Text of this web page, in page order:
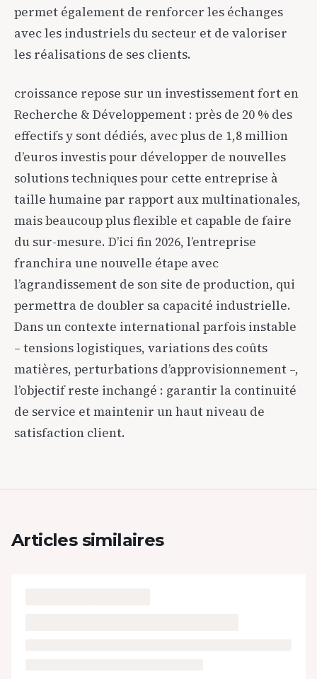
permet également de renforcer les échanges
avec les industriels du secteur et de valoriser
les réalisations de ses clients.
croissance repose sur un investissement fort en
Recherche & Développement : près de 20 % des
effectifs y sont dédiés, avec plus de 1,8 million
d’euros investis pour développer de nouvelles
solutions techniques pour cette entreprise à
taille humaine par rapport aux multinationales,
mais beaucoup plus flexible et capable de faire
du sur-mesure. D’ici fin 2026, l’entreprise
franchira une nouvelle étape avec
l’agrandissement de son site de production, qui
permettra de doubler sa capacité industrielle.
Dans un contexte international parfois instable
– tensions logistiques, variations des coûts
matières, perturbations d’approvisionnement –,
l’objectif reste inchangé : garantir la continuité
de service et maintenir un haut niveau de
satisfaction client.
Articles similaires